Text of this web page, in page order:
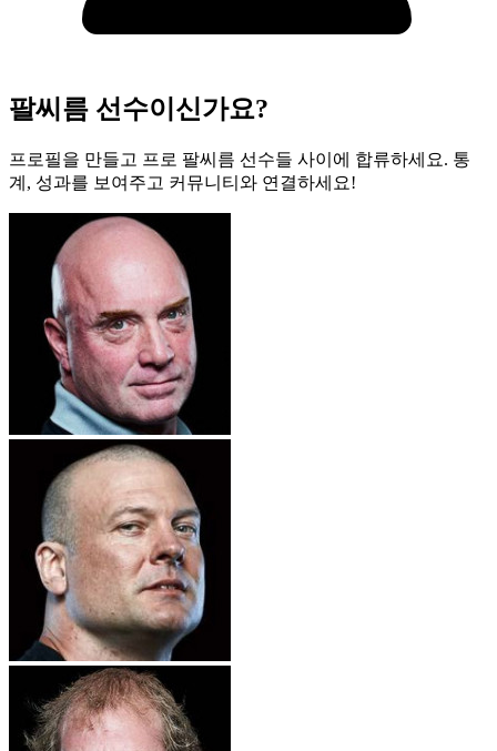
팔씨름 선수이신가요?
프로필을 만들고 프로 팔씨름 선수들 사이에 합류하세요. 통
계, 성과를 보여주고 커뮤니티와 연결하세요!